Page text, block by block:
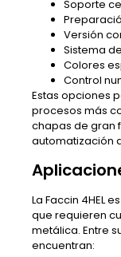
Soporte
Versión
Sistema
Colores
Control
Estas opciones
procesos más
chapas de gran
automatización
La Faccin 4HEL
que requieren
metálica. Entre
encuentran: